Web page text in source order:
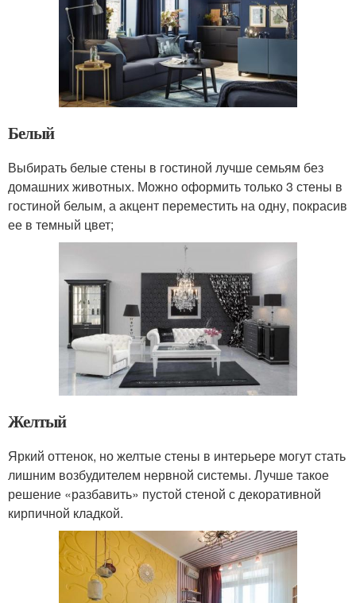
Белый
Выбирать белые стены в гостиной лучше семьям без
домашних животных. Можно оформить только 3 стены в
гостиной белым, а акцент переместить на одну, покрасив
ее в темный цвет;
Желтый
Яркий оттенок, но желтые стены в интерьере могут стать
лишним возбудителем нервной системы. Лучше такое
решение «разбавить» пустой стеной с декоративной
кирпичной кладкой.